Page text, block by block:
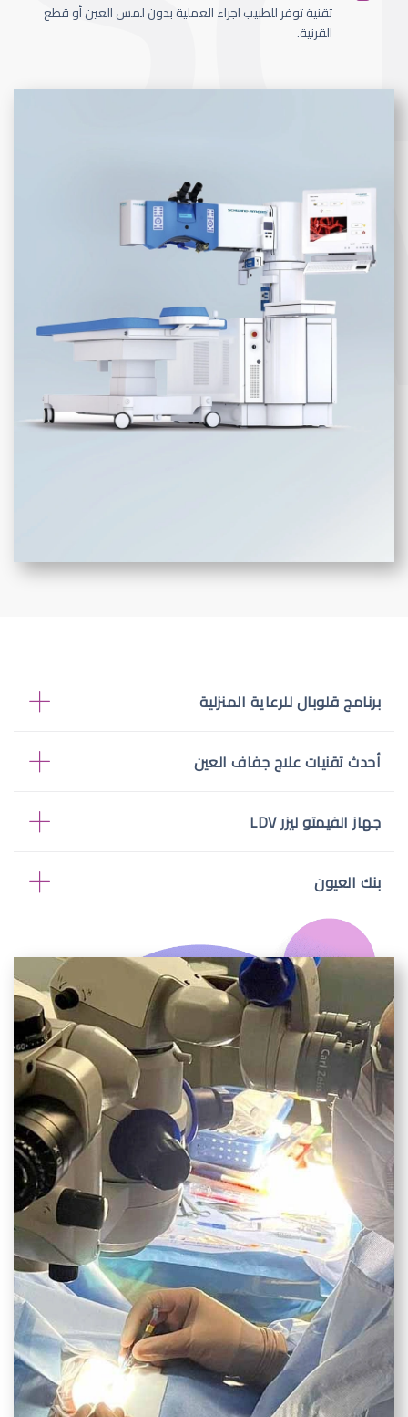
تقنية توفر للطبيب اجراء العملية بدون لمس العين أو قطع
القرنية.
برنامج قلوبال للرعاية المنزلية
أحدث تقنيات علاج جفاف العين
جهاز الفيمتو ليزر LDV
بنك العيون